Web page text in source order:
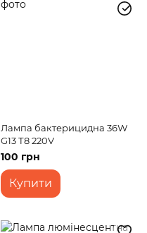
Лампа бактерицидна 36W
G13 Т8 220V
100 грн
Купити